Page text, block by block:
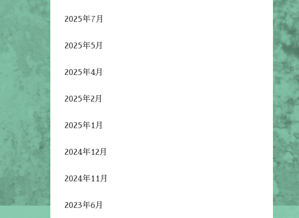
2025年7月
2025年5月
2025年4月
2025年2月
2025年1月
2024年12月
2024年11月
2023年6月